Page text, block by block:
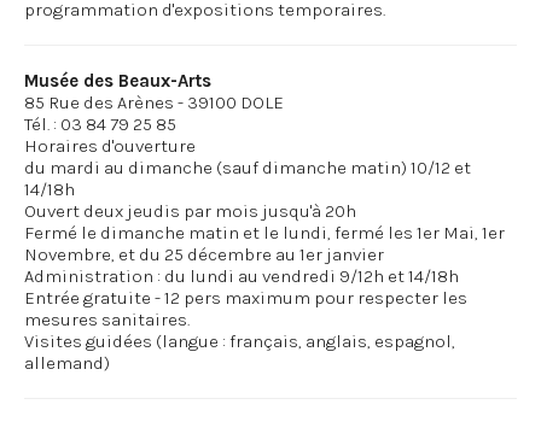
Musée des Beaux-Arts
85 Rue des Arènes - 39100 DOLE
Tél. : 03 84 79 25 85
Horaires d'ouverture
du mardi au dimanche (sauf dimanche matin) 10/12 et
14/18h
Ouvert deux jeudis par mois jusqu'à 20h
Fermé le dimanche matin et le lundi, fermé les 1er Mai, 1er
Novembre, et du 25 décembre au 1er janvier
Administration : du lundi au vendredi 9/12h et 14/18h
Entrée gratuite - 12 pers maximum pour respecter les
mesures sanitaires.
Visites guidées (langue : français, anglais, espagnol,